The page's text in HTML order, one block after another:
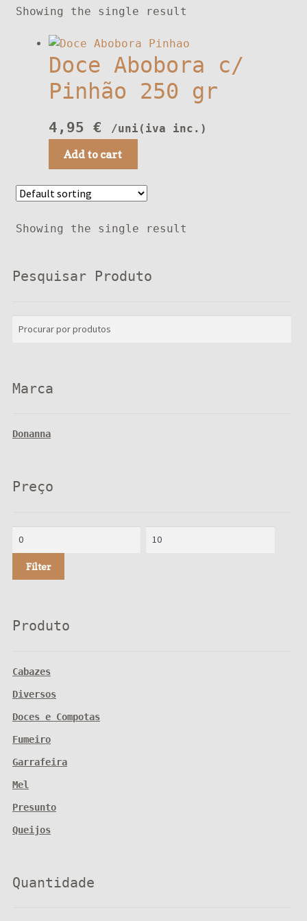
Showing the single result
Doce Abobora c/
Pinhão 250 gr
4,95 € /uni(iva inc.)
Add to cart
Showing the single result
Pesquisar Produto
Marca
Donanna
Preço
Filter
Produto
Cabazes
Diversos
Doces e Compotas
Fumeiro
Garrafeira
Mel
Presunto
Queijos
Quantidade